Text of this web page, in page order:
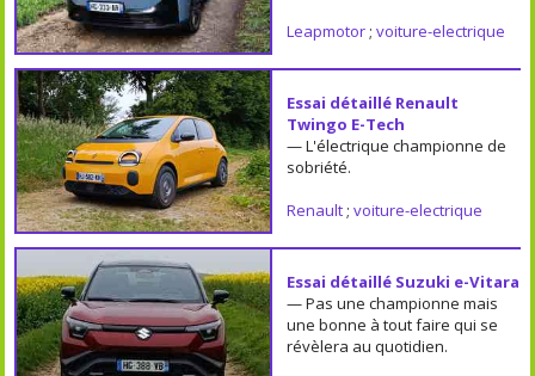
Leapmotor; voiture-electrique
Essai détaillé Renault
Twingo E-Tech
— L'électrique championne de
sobriété.
Renault; voiture-electrique
Essai détaillé Suzuki e-Vitara
— Pas une championne mais
une bonne à tout faire qui se
révèlera au quotidien.